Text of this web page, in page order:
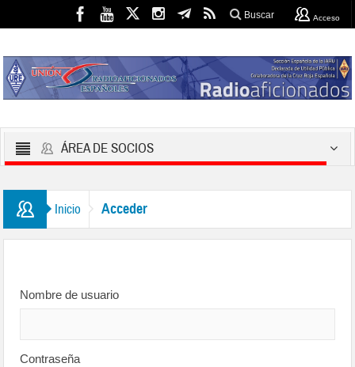
Buscar Acceso
ÁREA DE SOCIOS
Inicio Acceder
Nombre de usuario
Contraseña